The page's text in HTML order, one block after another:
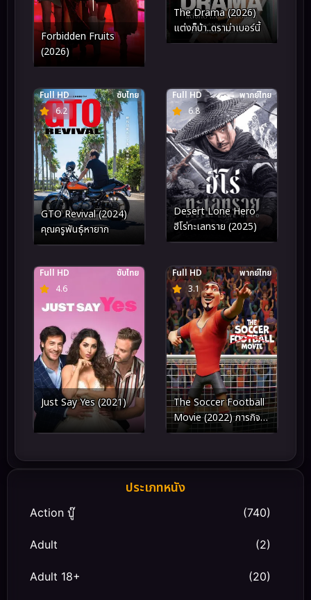
Forbidden Fruits
(2026)
The Drama (2026)
แต่งก็บ้า..ดราม่าเบอร์นี้
6.2
Full HD ซับไทย
GTO Revival (2024)
คุณครูพันธุ์หายาก
6.8
Full HD พากย์ไทย
Desert Lone Hero
ฮีโร่ทะเลทราย (2025)
4.6
Full HD ซับไทย
Just Say Yes (2021)
3.1
Full HD พากย์ไทย
The Soccer Football
Movie (2022) ภารกิจ
ปราบปีศาจฟุตบอล
ประเภทหนัง
Action บู๊ (740)
Adult (2)
Adult 18+ (20)